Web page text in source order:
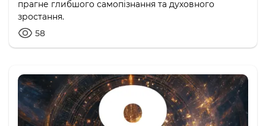
прагне глибшого самопізнання та духовного
зростання.
58